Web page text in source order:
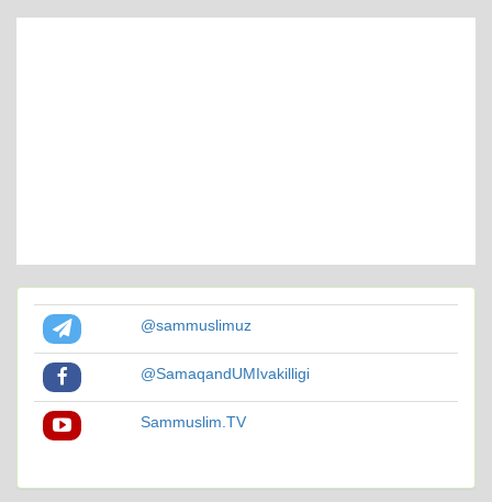
@sammuslimuz
@SamaqandUMIvakilligi
Sammuslim.TV